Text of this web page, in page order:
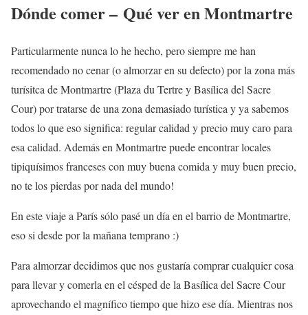
Dónde comer – Qué ver en Montmartre
Particularmente nunca lo he hecho, pero siempre me han
recomendado no cenar (o almorzar en su defecto) por la zona más
turísitca de Montmartre (Plaza du Tertre y Basílica del Sacre
Cour) por tratarse de una zona demasiado turística y ya sabemos
todos lo que eso significa: regular calidad y precio muy caro para
esa calidad. Además en Montmartre puede encontrar locales
tipiquísimos franceses con muy buena comida y muy buen precio,
no te los pierdas por nada del mundo!
En este viaje a París sólo pasé un día en el barrio de Montmartre,
eso si desde por la mañana temprano :)
Para almorzar decidimos que nos gustaría comprar cualquier cosa
para llevar y comerla en el césped de la Basílica del Sacre Cour
aprovechando el magnífico tiempo que hizo ese día. Mientras nos